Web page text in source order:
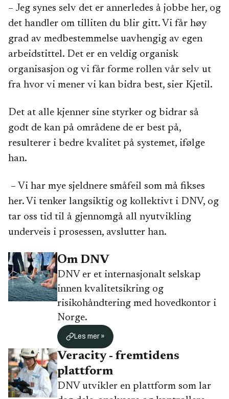
– Jeg synes selv det er annerledes å jobbe her, og
det handler om tilliten du blir gitt. Vi får høy
grad av medbestemmelse uavhengig av egen
arbeidstittel. Det er en veldig organisk
organisasjon og vi får forme rollen vår selv ut
fra hvor vi mener vi kan bidra best, sier Kjetil.
Det at alle kjenner sine styrker og bidrar så
godt de kan på områdene de er best på,
resulterer i bedre kvalitet på systemet, ifølge
han.
– Vi har mye sjeldnere småfeil som må fikses
her. Vi tenker langsiktig og kollektivt i DNV, og
tar oss tid til å gjennomgå all nyutvikling
underveis i prosessen, avslutter han.
Om DNV
DNV er et internasjonalt selskap
innen kvalitetsikring og
risikohåndtering med hovedkontor i
Norge.
Les mer »
Veracity - fremtidens
plattform
DNV utvikler en plattform som lar